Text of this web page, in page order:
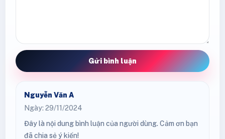
Gửi bình luận
Nguyễn Văn A
Ngày: 29/11/2024
Đây là nội dung bình luận của người dùng. Cảm ơn bạn
đã chia sẻ ý kiến!